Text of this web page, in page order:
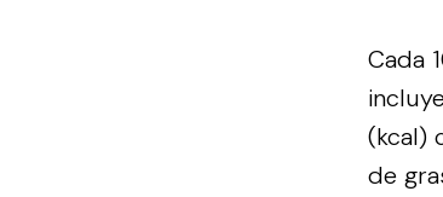
Cada
(kcal)
de